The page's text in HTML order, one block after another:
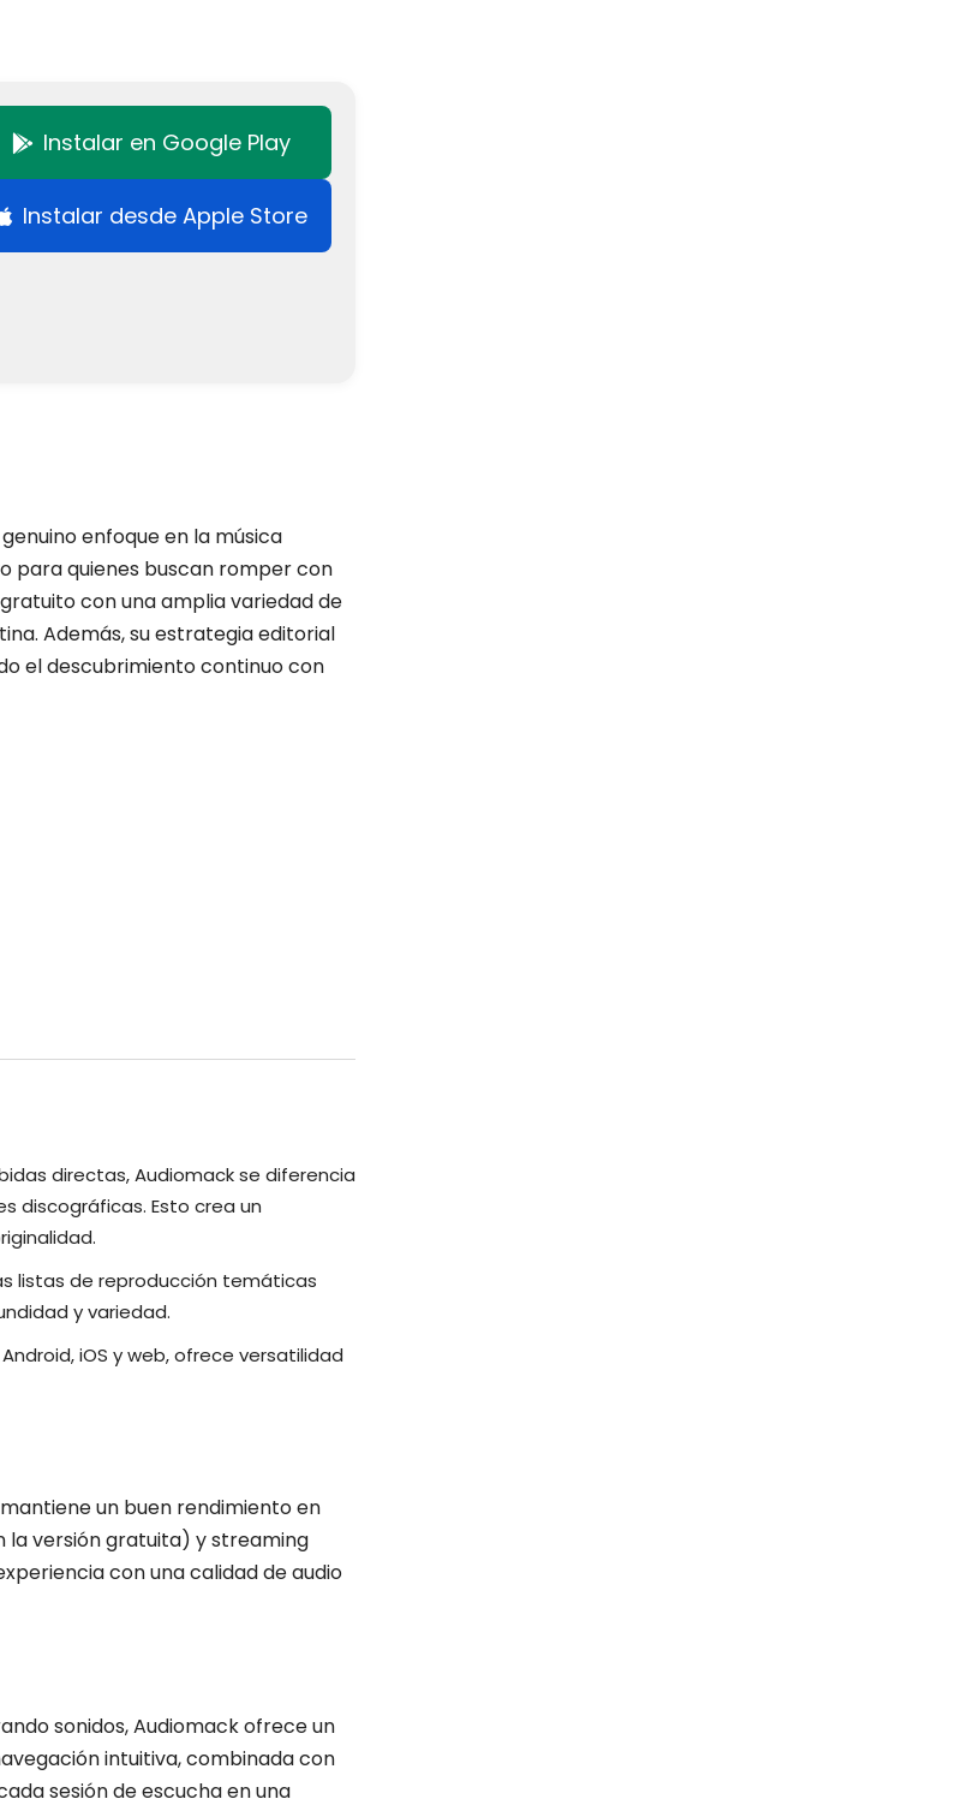
Instalar en Google Play
Instalar desde Apple Store
enfoque en la música
para quienes buscan romper con
con una amplia variedad de
Además, su estrategia editorial
el descubrimiento continuo con
directas, Audiomack se diferencia
discográficas. Esto crea un
listas de reproducción temáticas
y variedad.
iOS y web, ofrece versatilidad
un buen rendimiento en
la versión gratuita) y streaming
con una calidad de audio
sonidos, Audiomack ofrece un
intuitiva, combinada con
sesión de escucha en una